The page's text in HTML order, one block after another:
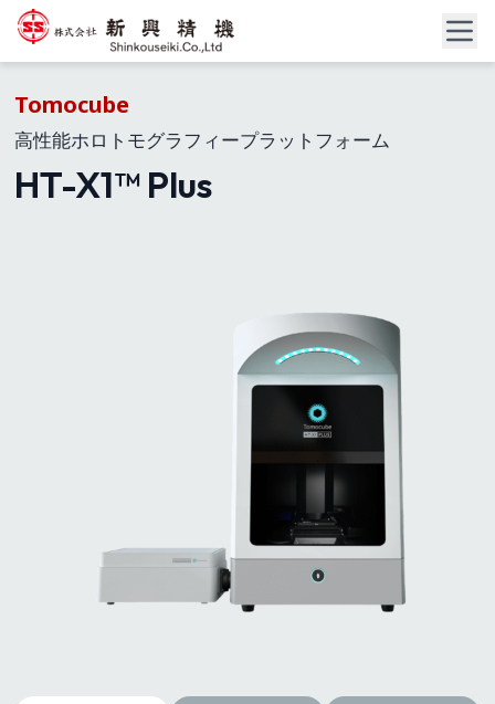
Tomocube
高性能ホロトモグラフィープラットフォーム​
HT-X1™ Plus